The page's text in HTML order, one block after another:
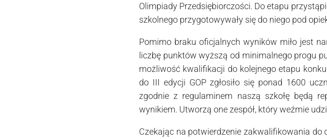
Olimpiady Przedsiębiorczości. Do etapu
szkolnego przygotowywały się do niego pod
Pomimo braku oficjalnych wyników miło jest
liczbę punktów wyższą od minimalnego progu
możliwość kwalifikacji do kolejnego etapu
do III edycji GOP zgłosiło się ponad 1600
zgodnie z regulaminem naszą szkołę będą
wynikiem. Utworzą one zespół, który weźmie
Czekając na potwierdzenie zakwalifikowania do